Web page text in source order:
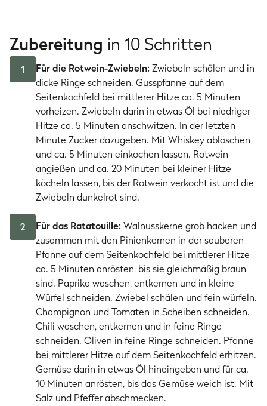
Zubereitung in 10 Schritten
1 Für die Rotwein-Zwiebeln: Zwiebeln schälen und in
dicke Ringe schneiden. Gusspfanne auf dem
Seitenkochfeld bei mittlerer Hitze ca. 5 Minuten
vorheizen. Zwiebeln darin in etwas Öl bei niedriger
Hitze ca. 5 Minuten anschwitzen. In der letzten
Minute Zucker dazugeben. Mit Whiskey ablöschen
und ca. 5 Minuten einkochen lassen. Rotwein
angießen und ca. 20 Minuten bei kleiner Hitze
köcheln lassen, bis der Rotwein verkocht ist und die
Zwiebeln dunkelrot sind.
2 Für das Ratatouille: Walnusskerne grob hacken und
zusammen mit den Pinienkernen in der sauberen
Pfanne auf dem Seitenkochfeld bei mittlerer Hitze
ca. 5 Minuten anrösten, bis sie gleichmäßig braun
sind. Paprika waschen, entkernen und in kleine
Würfel schneiden. Zwiebel schälen und fein würfeln.
Champignon und Tomaten in Scheiben schneiden.
Chili waschen, entkernen und in feine Ringe
schneiden. Oliven in feine Ringe schneiden. Pfanne
bei mittlerer Hitze auf dem Seitenkochfeld erhitzen.
Gemüse darin in etwas Öl hineingeben und für ca.
10 Minuten anrösten, bis das Gemüse weich ist. Mit
Salz und Pfeffer abschmecken.